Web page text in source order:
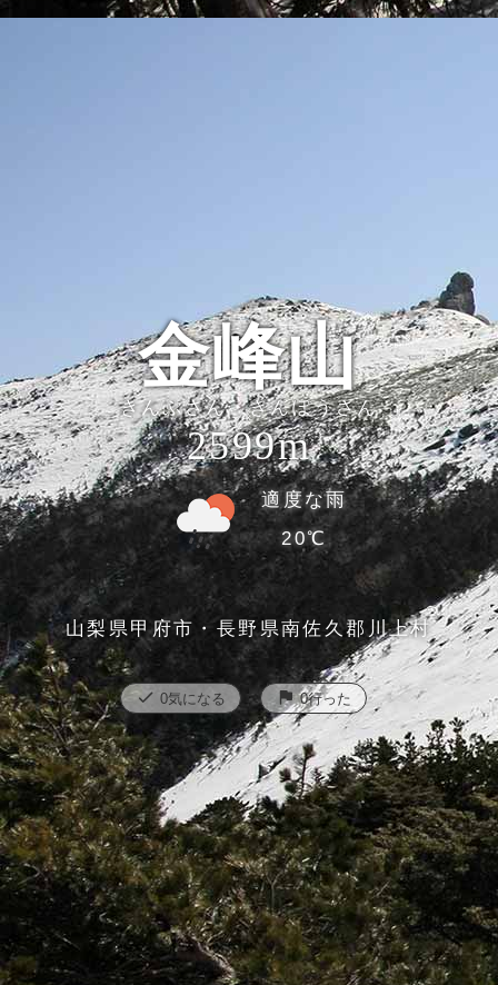
金峰山
きんぷさん・きんぽうさん
2599m
適度な雨
20℃
山梨県甲府市・長野県南佐久郡川上村
check 0気になる flag 0行った